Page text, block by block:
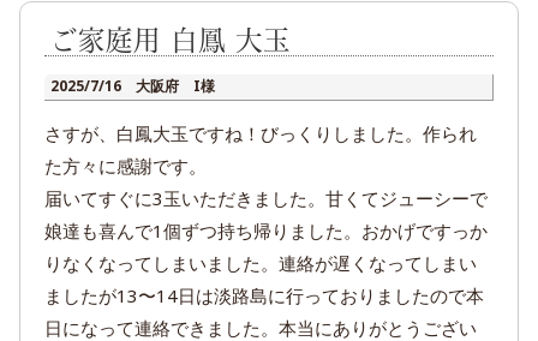
ご家庭用 白鳳 大玉
2025/7/16 大阪府 I様
さすが、白鳳大玉ですね！びっくりしました。作られ
た方々に感謝です。
届いてすぐに3玉いただきました。甘くてジューシーで
娘達も喜んで1個ずつ持ち帰りました。おかげですっか
りなくなってしまいました。連絡が遅くなってしまい
ましたが13〜14日は淡路島に行っておりましたので本
日になって連絡できました。本当にありがとうござい